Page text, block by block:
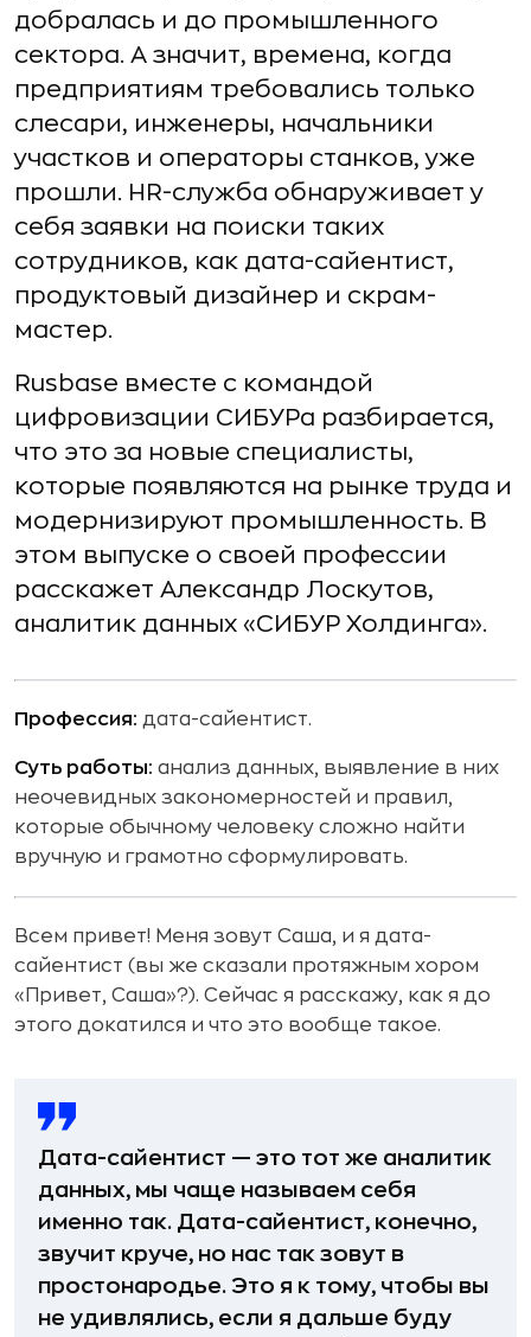
добралась и до промышленного
сектора. А значит, времена, когда
предприятиям требовались только
слесари, инженеры, начальники
участков и операторы станков, уже
прошли. HR-служба обнаруживает у
себя заявки на поиски таких
сотрудников, как дата-сайентист,
продуктовый дизайнер и скрам-
мастер.
Rusbase вместе с командой
цифровизации СИБУРа разбирается,
что это за новые специалисты,
которые появляются на рынке труда и
модернизируют промышленность. В
этом выпуске о своей профессии
расскажет Александр Лоскутов,
аналитик данных «СИБУР Холдинга».
Профессия: дата-сайентист.
Суть работы: анализ данных, выявление в них
неочевидных закономерностей и правил,
которые обычному человеку сложно найти
вручную и грамотно сформулировать.
Всем привет! Меня зовут Саша, и я дата-
сайентист (вы же сказали протяжным хором
«Привет, Саша»?). Сейчас я расскажу, как я до
этого докатился и что это вообще такое.
Дата-сайентист — это тот же аналитик
данных, мы чаще называем себя
именно так. Дата-сайентист, конечно,
звучит круче, но нас так зовут в
простонародье. Это я к тому, чтобы вы
не удивлялись, если я дальше буду